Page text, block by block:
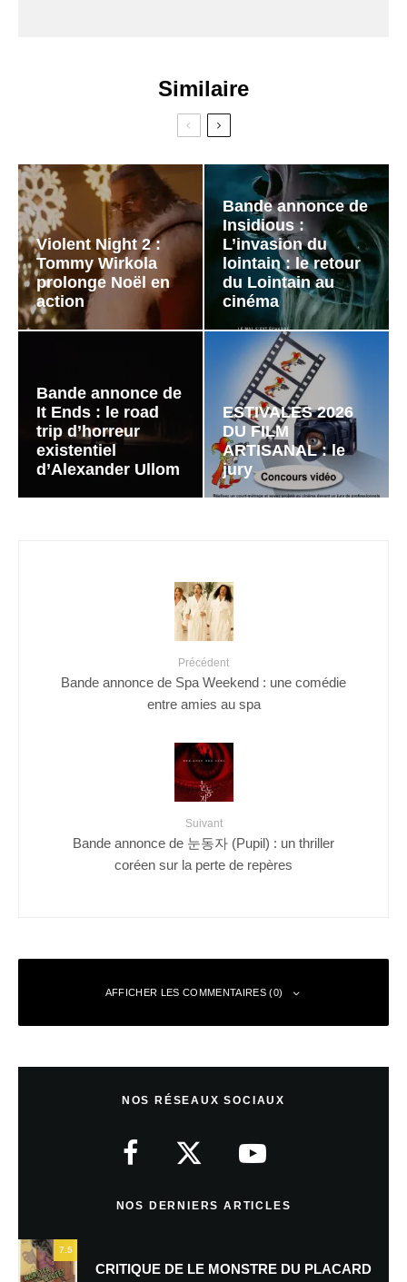
Similaire
Violent Night 2 :
Tommy Wirkola
prolonge Noël en
action
Bande annonce de
Insidious :
L’invasion du
lointain : le retour
du Lointain au
cinéma
Bande annonce de
It Ends : le road
trip d’horreur
existentiel
d’Alexander Ullom
ESTIVALES 2026
DU FILM
ARTISANAL : le
jury
Précédent
Bande annonce de Spa Weekend : une comédie
entre amies au spa
Suivant
Bande annonce de 눈동자 (Pupil) : un thriller
coréen sur la perte de repères
AFFICHER LES COMMENTAIRES (0)
NOS RÉSEAUX SOCIAUX
NOS DERNIERS ARTICLES
7.5
CRITIQUE DE LE MONSTRE DU PLACARD